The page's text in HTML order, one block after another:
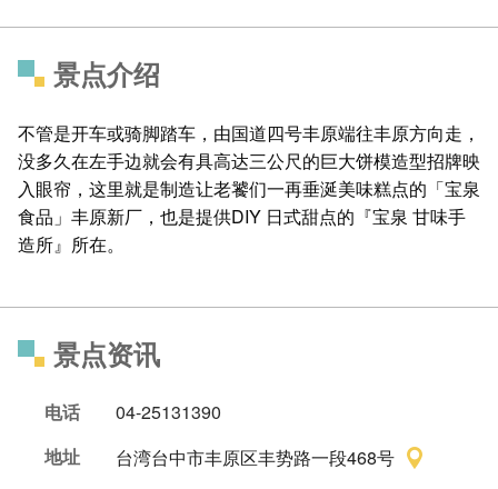
景点介绍
不管是开车或骑脚踏车，由国道四号丰原端往丰原方向走，
没多久在左手边就会有具高达三公尺的巨大饼模造型招牌映
入眼帘，这里就是制造让老饕们一再垂涎美味糕点的「宝泉
食品」丰原新厂，也是提供DIY 日式甜点的『宝泉 甘味手
造所』所在。
景点资讯
电话
04-25131390
地址
台湾台中市丰原区丰势路一段468号